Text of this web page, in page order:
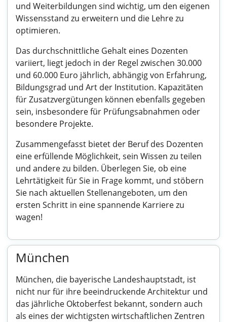
und Weiterbildungen sind wichtig, um den eigenen
Wissensstand zu erweitern und die Lehre zu
optimieren.
Das durchschnittliche Gehalt eines Dozenten
variiert, liegt jedoch in der Regel zwischen 30.000
und 60.000 Euro jährlich, abhängig von Erfahrung,
Bildungsgrad und Art der Institution. Kapazitäten
für Zusatzvergütungen können ebenfalls gegeben
sein, insbesondere für Prüfungsabnahmen oder
besondere Projekte.
Zusammengefasst bietet der Beruf des Dozenten
eine erfüllende Möglichkeit, sein Wissen zu teilen
und andere zu bilden. Überlegen Sie, ob eine
Lehrtätigkeit für Sie in Frage kommt, und stöbern
Sie nach aktuellen Stellenangeboten, um den
ersten Schritt in eine spannende Karriere zu
wagen!
München
München, die bayerische Landeshauptstadt, ist
nicht nur für ihre beeindruckende Architektur und
das jährliche Oktoberfest bekannt, sondern auch
als eines der wichtigsten wirtschaftlichen Zentren